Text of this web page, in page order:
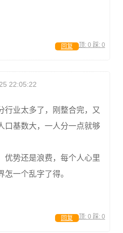
顶: 0 踩: 0
回复
22:05:22
行业太多了，刚整合完，又
口基数大，一人分一点就够
优势还是浪费，每个人心里
怎一个乱字了得。
顶: 0 踩: 0
回复